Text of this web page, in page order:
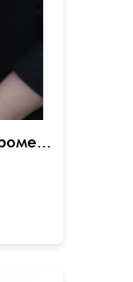
Букет "Красные розы и альстромерия"